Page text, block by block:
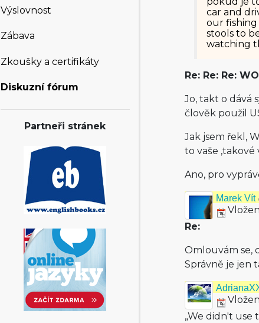
Výslovnost
Zábava
Zkoušky a certifikáty
Diskuzní fórum
Partneři stránek
car and
our
stools to
watching
Re: Re: Re:
Jo, takt o dává
člověk použil
Jak jsem řekl,
to vaše ‚takové
Ano, pro
Marek Vít
Re:
Omlouvám se,
Správně je jen
„We didn't use